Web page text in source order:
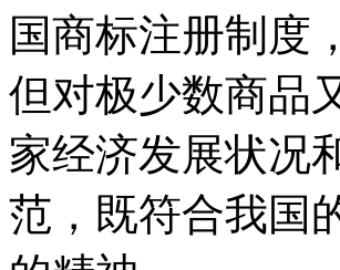
国商标注册制度
但对极少数商品
家经济发展状况
范，既符合我国